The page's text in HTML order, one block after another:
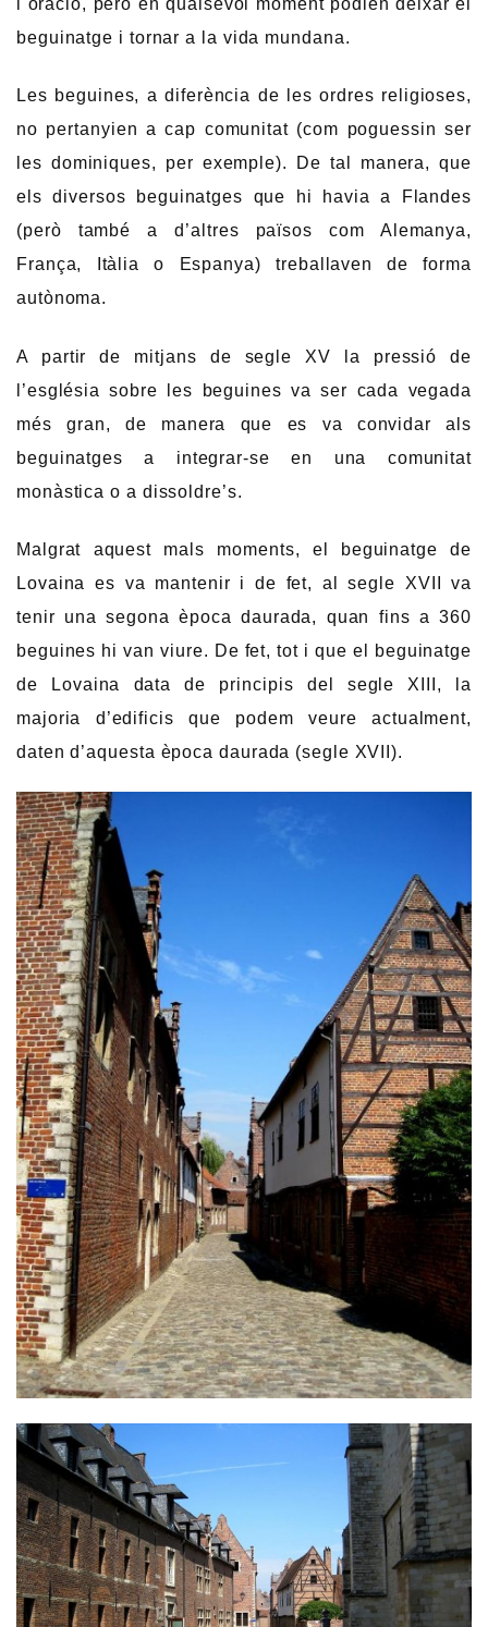
i oració, però en qualsevol moment podien deixar el
beguinatge i tornar a la vida mundana.
Les beguines, a diferència de les ordres religioses,
no pertanyien a cap comunitat (com poguessin ser
les dominiques, per exemple). De tal manera, que
els diversos beguinatges que hi havia a Flandes
(però també a d’altres països com Alemanya,
França, Itàlia o Espanya) treballaven de forma
autònoma.
A partir de mitjans de segle XV la pressió de
l’església sobre les beguines va ser cada vegada
més gran, de manera que es va convidar als
beguinatges a integrar-se en una comunitat
monàstica o a dissoldre’s.
Malgrat aquest mals moments, el beguinatge de
Lovaina es va mantenir i de fet, al segle XVII va
tenir una segona època daurada, quan fins a 360
beguines hi van viure. De fet, tot i que el beguinatge
de Lovaina data de principis del segle XIII, la
majoria d’edificis que podem veure actualment,
daten d’aquesta època daurada (segle XVII).